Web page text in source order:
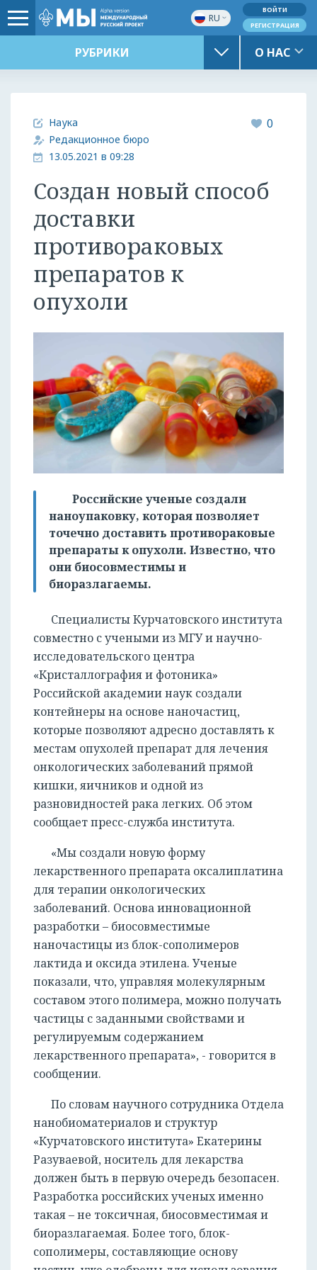
RU
ВОЙТИ
РЕГИСТРАЦИЯ
РУБРИКИ О НАС
Наука
Редакционное бюро
13.05.2021 в 09:28
0
Создан новый способ
доставки
противораковых
препаратов к
опухоли
Российские ученые создали
наноупаковку, которая позволяет
точечно доставить противораковые
препараты к опухоли. Известно, что
они биосовместимы и
биоразлагаемы.
Специалисты Курчатовского института
совместно с учеными из МГУ и научно-
исследовательского центра
«Кристаллография и фотоника»
Российской академии наук создали
контейнеры на основе наночастиц,
которые позволяют адресно доставлять к
местам опухолей препарат для лечения
онкологических заболеваний прямой
кишки, яичников и одной из
разновидностей рака легких. Об этом
сообщает пресс-служба института.
«Мы создали новую форму
лекарственного препарата оксалиплатина
для терапии онкологических
заболеваний. Основа инновационной
разработки – биосовместимые
наночастицы из блок-сополимеров
лактида и оксида этилена. Ученые
показали, что, управляя молекулярным
составом этого полимера, можно получать
частицы с заданными свойствами и
регулируемым содержанием
лекарственного препарата», - говорится в
сообщении.
По словам научного сотрудника Отдела
нанобиоматериалов и структур
«Курчатовского института» Екатерины
Разуваевой, носитель для лекарства
должен быть в первую очередь безопасен.
Разработка российских ученых именно
такая – не токсичная, биосовместимая и
биоразлагаемая. Более того, блок-
сополимеры, составляющие основу